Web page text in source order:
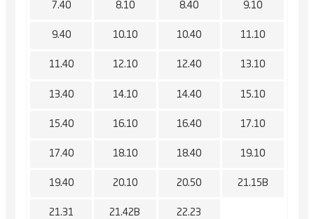
7.40 8.10 8.40 9.10
9.40 10.10 10.40 11.10
11.40 12.10 12.40 13.10
13.40 14.10 14.40 15.10
15.40 16.10 16.40 17.10
17.40 18.10 18.40 19.10
19.40 20.10 20.50 21.15B
21.31 21.42B 22.23